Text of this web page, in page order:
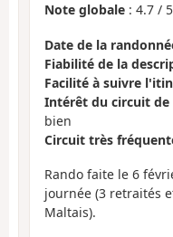
Note globale : 4.7 / 5
Date de la
Fiabilité de la
Facilité à suivre
Intérêt du circuit de
bien
Circuit très
Rando faite le 6
journée (3 retraités
Maltais).